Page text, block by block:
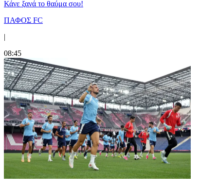
Κάνε ξανά το θαύμα σου!
ΠΑΦΟΣ FC
|
08:45